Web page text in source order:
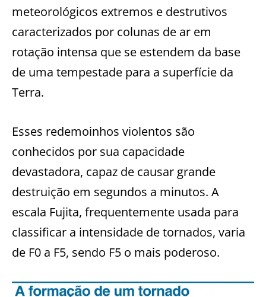
meteorológicos extremos e destrutivos
caracterizados por colunas de ar em
rotação intensa que se estendem da base
de uma tempestade para a superfície da
Terra.
Esses redemoinhos violentos são
conhecidos por sua capacidade
devastadora, capaz de causar grande
destruição em segundos a minutos. A
escala Fujita, frequentemente usada para
classificar a intensidade de tornados, varia
de F0 a F5, sendo F5 o mais poderoso.